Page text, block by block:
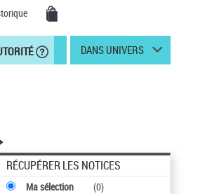
DANS UNIVERS
RÉCUPÉRER LES NOTICES
Ma sélection (0)